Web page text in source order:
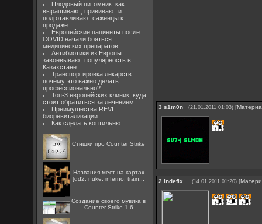
Плодовый питомник: как
выращивают, прививают и
подготавливают саженцы к
продаже
Европейские пациенты после
COVID начали бояться
медицинских препаратов
Антибиотики из Европы
завоевывают популярность в
Казахстане
Транспортировка лекарств:
почему это важно делать
профессионально?
Топ-3 европейских клиник, куда
стоит обратиться за лечением
Преимущества REVI
биоревитализации
Как сделать коптильню
Стишки про Counter Strike
Названия мест на картах
[dd2, nuke, inferno, train...
Создание своего мувика в
Counter Strike 1.6
3 s1m0n (21.01.2011 01:03) [
2 Indefix_ (14.01.2011 01:20) [